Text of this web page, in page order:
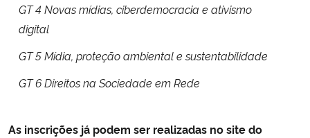
Banco Central do Brasil
GT 4 Novas mídias, ciberdemocracia e ativismo
digital
GT 5 Mídia, proteção ambiental e sustentabilidade
GT 6 Direitos na Sociedade em Rede
As inscrições já podem ser realizadas no site do